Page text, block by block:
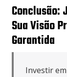
Conclusão:
Sua Visão
Garantida
Investir